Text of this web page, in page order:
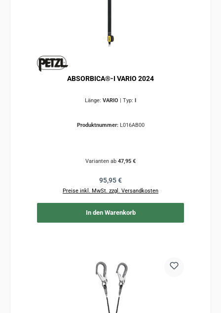
ABSORBICA®-I VARIO 2024
Länge: VARIO Typ:
Produktnummer: L016AB00
Varianten ab 47,95 €
Regulärer Preis:
95,95 €
Preise inkl. MwSt. zzgl. Versandkosten
In den Warenkorb